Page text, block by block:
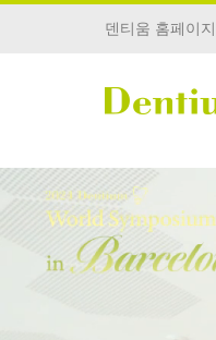
덴티움 홈페이